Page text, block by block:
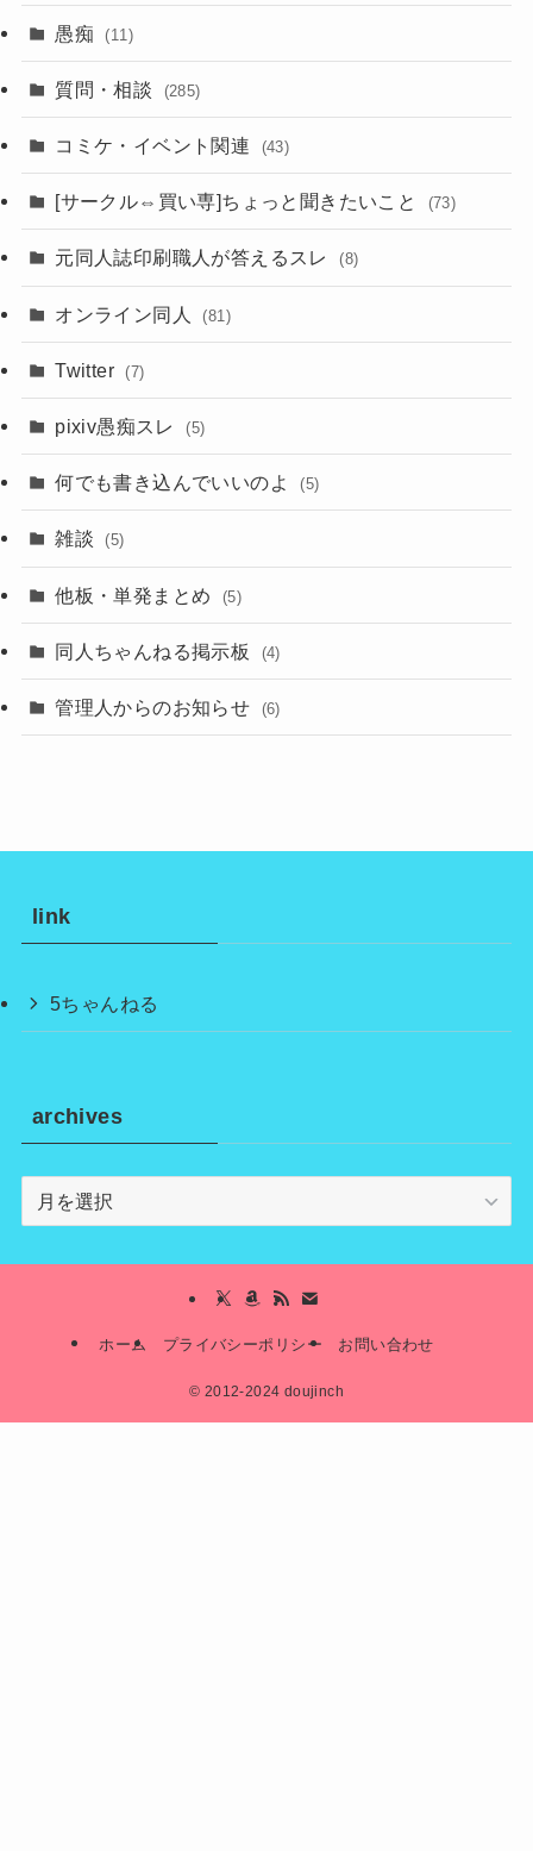
愚痴 (11)
質問・相談 (285)
コミケ・イベント関連 (43)
[サークル⇔買い専]ちょっと聞きたいこと (73)
元同人誌印刷職人が答えるスレ (8)
オンライン同人 (81)
Twitter (7)
pixiv愚痴スレ (5)
何でも書き込んでいいのよ (5)
雑談 (5)
他板・単発まとめ (5)
同人ちゃんねる掲示板 (4)
管理人からのお知らせ (6)
link
5ちゃんねる
archives
archives
ホーム プライバシーポリシー お問い合わせ
© 2012-2024 doujinch